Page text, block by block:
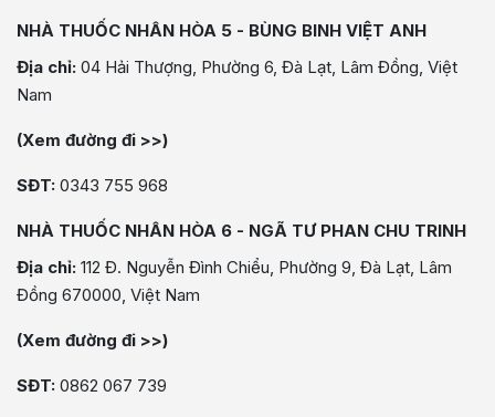
NHÀ THUỐC NHÂN HÒA 5 - BÙNG BINH VIỆT ANH
Địa chỉ: 04 Hải Thượng, Phường 6, Đà Lạt, Lâm Đồng, Việt
Nam
(Xem đường đi >>)
SĐT: 0343 755 968
NHÀ THUỐC NHÂN HÒA 6 - NGÃ TƯ PHAN CHU TRINH
Địa chỉ: 112 Đ. Nguyễn Đình Chiểu, Phường 9, Đà Lạt, Lâm
Đồng 670000, Việt Nam
(Xem đường đi >>)
SĐT: 0862 067 739